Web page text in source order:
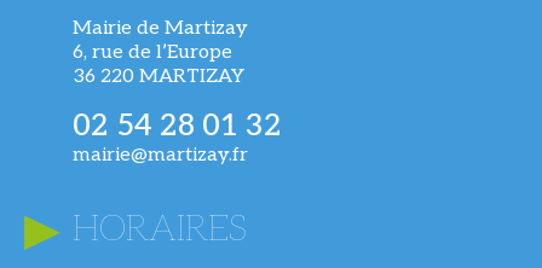
Mairie de Martizay
6, rue de l’Europe
36 220 MARTIZAY
02 54 28 01 32
mairie@martizay.fr
HORAIRES